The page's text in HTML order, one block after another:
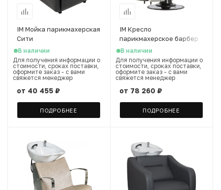
IM Мойка парикмахерская
Сити
В наличии
Для получения информации о
стоимости, сроках поставки,
оформите заказ - с вами
свяжется менеджер
от 40 455 ₽
ПОДРОБНЕЕ
IM Кресло
парикмахерское барбер
Челленджер
В наличии
Для получения информации о
стоимости, сроках поставки,
оформите заказ - с вами
свяжется менеджер
от 78 260 ₽
ПОДРОБНЕЕ